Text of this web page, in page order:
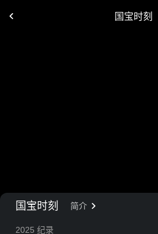
国宝时刻
国宝时刻 简介
2025 纪录